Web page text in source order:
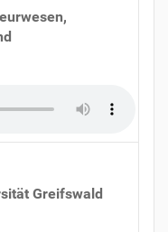
,
Greifswald